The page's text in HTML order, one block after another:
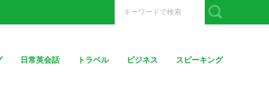
日常英会話 トラベル ビジネス スピーキング